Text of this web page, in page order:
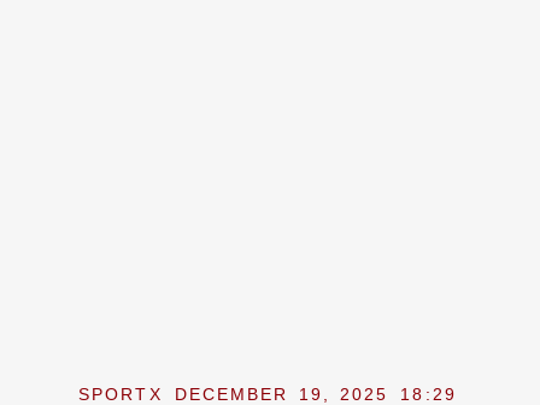
SPORTX DECEMBER 19, 2025 18:29